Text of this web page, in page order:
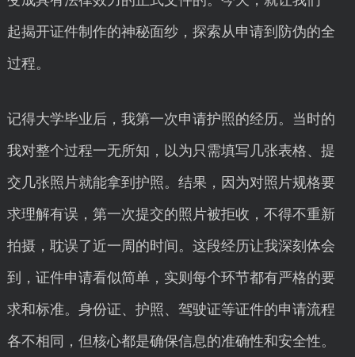
起揭开证件制作的神秘面纱，探索从申请到防伪的全
过程。
记得大学毕业后，我第一次申请护照的经历。当时的
我对整个过程一无所知，以为只需填写几张表格、提
交几张照片就能拿到护照。结果，因为对照片规格要
求理解有误，第一次提交的照片被拒收，不得不重新
拍摄，耽误了近一周的时间。这段经历让我深刻体会
到，证件申请看似简单，实则每个环节都有严格的要
求和标准。身份证、护照、驾驶证等证件的申请流程
各不相同，但核心都是确保信息的准确性和安全性。